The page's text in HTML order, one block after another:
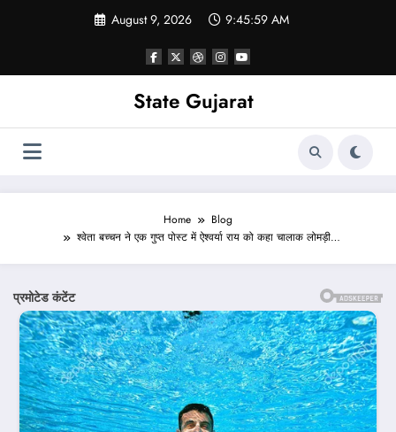
August 9, 2026 9:46:01 AM
State Gujarat
Home
Blog
श्वेता बच्चन ने एक गुप्त पोस्ट में ऐश्वर्या राय को कहा चालाक लोमड़ी…